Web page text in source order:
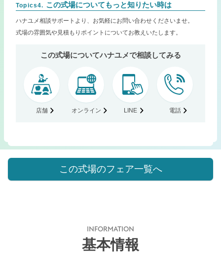
Topics4. この式場についてもっと知りたい時は
ハナユメ相談サポートより、お気軽にお問い合わせくださいませ。
式場の雰囲気や見積もりポイントについてお教えいたします。
この式場についてハナユメで相談してみる
店舗 オンライン LINE 電話
この式場のフェア一覧へ
INFORMATION
基本情報